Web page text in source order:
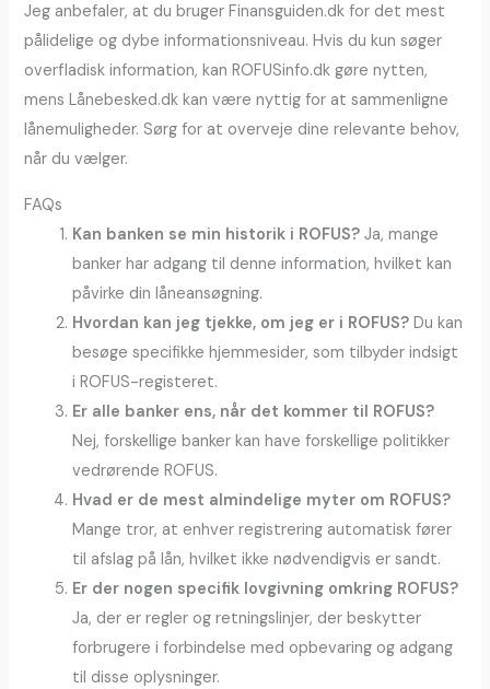
Jeg anbefaler, at du bruger Finansguiden.dk for det mest
pålidelige og dybe informationsniveau. Hvis du kun søger
overfladisk information, kan ROFUSinfo.dk gøre nytten,
mens Lånebesked.dk kan være nyttig for at sammenligne
lånemuligheder. Sørg for at overveje dine relevante behov,
når du vælger.
FAQs
Kan banken se min historik i ROFUS? Ja, mange
banker har adgang til denne information, hvilket kan
påvirke din låneansøgning.
Hvordan kan jeg tjekke, om jeg er i ROFUS? Du kan
besøge specifikke hjemmesider, som tilbyder indsigt
i ROFUS-registeret.
Er alle banker ens, når det kommer til ROFUS?
Nej, forskellige banker kan have forskellige politikker
vedrørende ROFUS.
Hvad er de mest almindelige myter om ROFUS?
Mange tror, at enhver registrering automatisk fører
til afslag på lån, hvilket ikke nødvendigvis er sandt.
Er der nogen specifik lovgivning omkring ROFUS?
Ja, der er regler og retningslinjer, der beskytter
forbrugere i forbindelse med opbevaring og adgang
til disse oplysninger.